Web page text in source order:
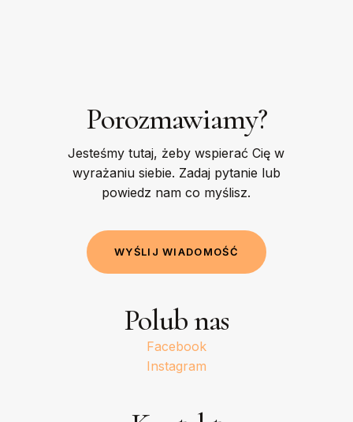
Porozmawiamy?
Jesteśmy tutaj, żeby wspierać Cię w
wyrażaniu siebie. Zadaj pytanie lub
powiedz nam co myślisz.
WYŚLI J WIADOMOŚĆ
Polub nas
Facebook
Instagram